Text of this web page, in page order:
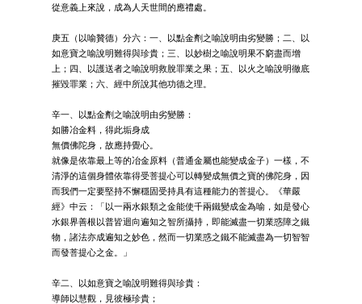
從意義上來說，成為人天世間的應禮處。
庚五（以喻贊德）分六：一、以點金劑之喻說明由劣變勝；二、以
如意寶之喻說明難得與珍貴；三、以妙樹之喻說明果不窮盡而增
上；四、以護送者之喻說明救脫罪業之果；五、以火之喻說明徹底
摧毀罪業；六、經中所說其他功德之理。
辛一、以點金劑之喻說明由劣變勝：
如勝冶金料，得此垢身成
無價佛陀身，故應持覺心。
就像是依靠最上等的冶金原料（普通金屬也能變成金子）一樣，不
清淨的這個身體依靠得受菩提心可以轉變成無價之寶的佛陀身，因
而我們一定要堅持不懈穩固受持具有這種能力的菩提心。《華嚴
經》中云：「以一兩水銀類之金能使千兩鐵變成金為喻，如是發心
水銀界善根以普皆迴向遍知之智所攝持，即能滅盡一切業惑障之鐵
物，諸法亦成遍知之妙色，然而一切業惑之鐵不能滅盡為一切智智
而發菩提心之金。」
辛二、以如意寶之喻說明難得與珍貴：
導師以慧觀，見彼極珍貴；